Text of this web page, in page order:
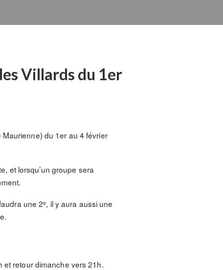
Villards du 1er
du 1er au 4 février
et lorsqu’un groupe sera
une 2ᵉ, il y aura aussi une
et retour dimanche vers 21h.